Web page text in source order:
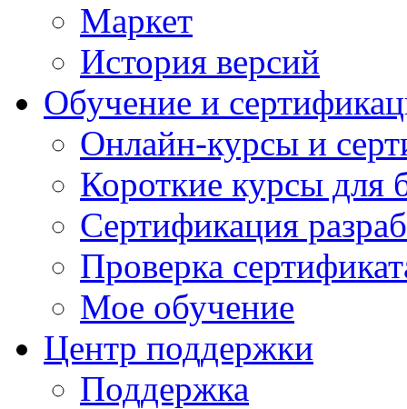
Маркет
История версий
Обучение и
Онлайн-курсы и
Короткие курсы для
Сертификация
Проверка
Мое обучение
Центр поддержки
Поддержка